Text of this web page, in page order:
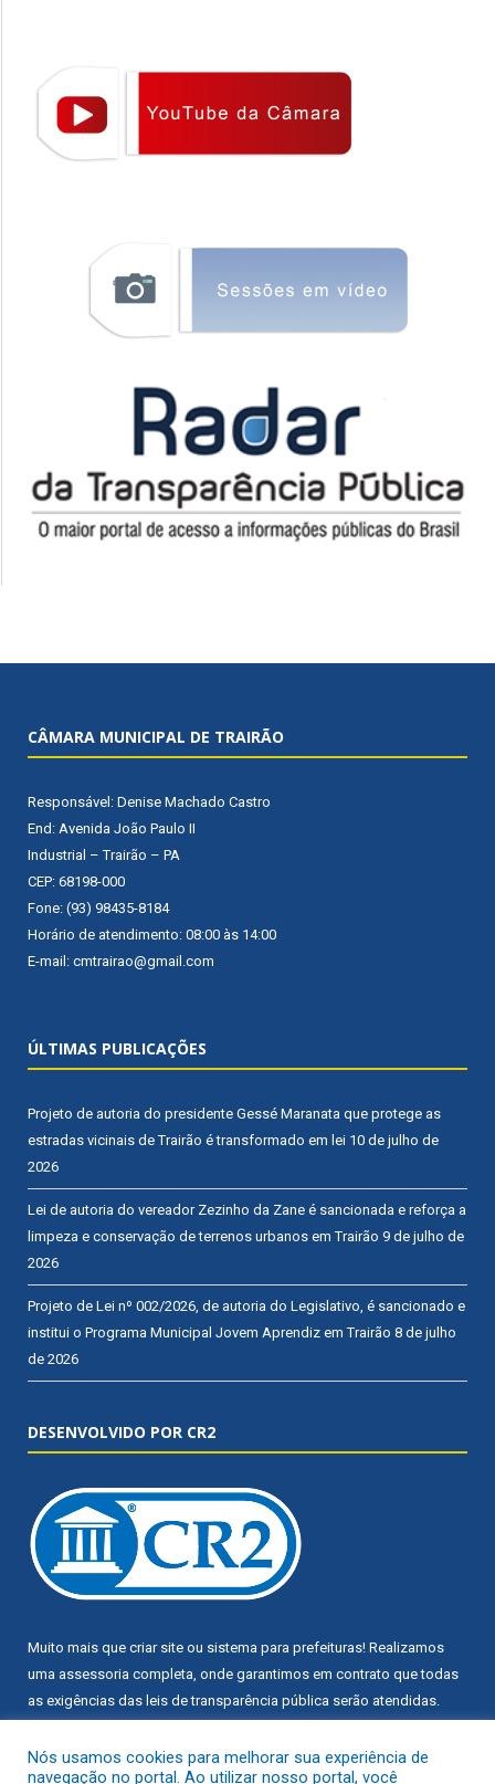
CÂMARA MUNICIPAL DE TRAIRÃO
Responsável: Denise Machado Castro
End: Avenida João Paulo II
Industrial – Trairão – PA
CEP: 68198-000
Fone: (93) 98435-8184
Horário de atendimento: 08:00 às 14:00
E-mail: cmtrairao@gmail.com
ÚLTIMAS PUBLICAÇÕES
Projeto de autoria do presidente Gessé Maranata que protege as
estradas vicinais de Trairão é transformado em lei 10 de julho de
2026
Lei de autoria do vereador Zezinho da Zane é sancionada e reforça a
limpeza e conservação de terrenos urbanos em Trairão 9 de julho de
2026
Projeto de Lei nº 002/2026, de autoria do Legislativo, é sancionado e
institui o Programa Municipal Jovem Aprendiz em Trairão 8 de julho
de 2026
DESENVOLVIDO POR CR2
Muito mais que criar site ou sistema para prefeituras! Realizamos
uma assessoria completa, onde garantimos em contrato que todas
as exigências das leis de transparência pública serão atendidas.
Conheça oPNTPe oRadar da Transparência Pública
Nós usamos cookies para melhorar sua experiência de
navegação no portal. Ao utilizar nosso portal, você